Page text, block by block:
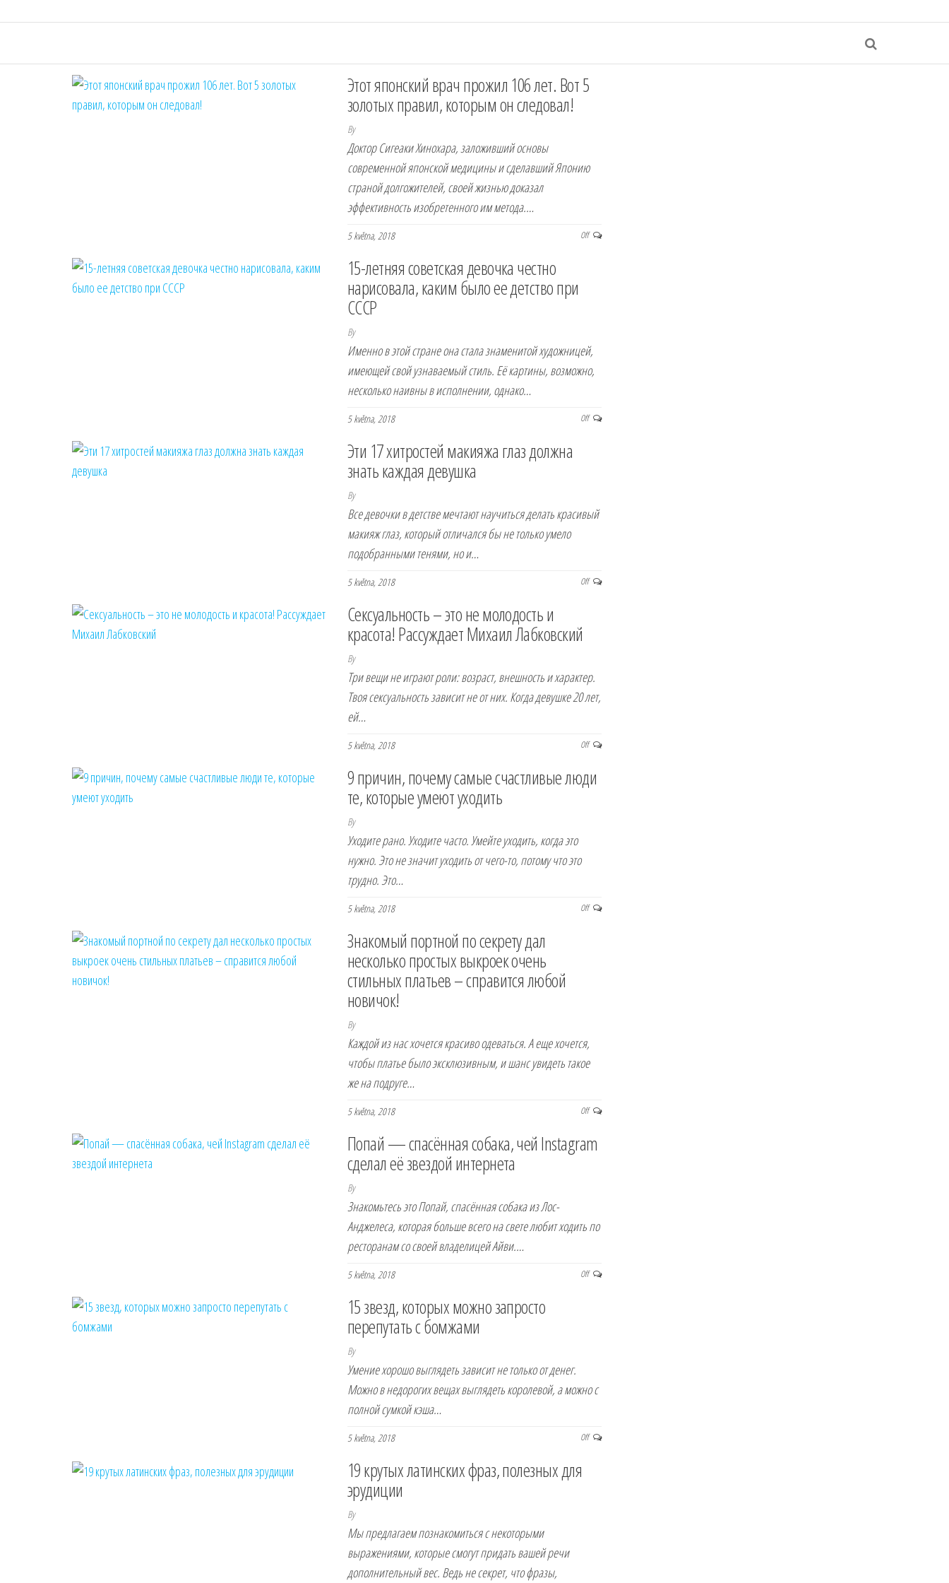
Этот японский врач прожил 106 лет. Вот 5
золотых правил, которым он следовал!
By
Доктор Сигеаки Хинохара, заложивший основы
современной японской медицины и сделавший Японию
страной долгожителей, своей жизнью доказал
эффективность изобретенного им метода.…
5 května, 2018 Off
15-летняя советская девочка честно
нарисовала, каким было ее детство при
СССР
By
Именно в этой стране она стала знаменитой художницей,
имеющей свой узнаваемый стиль. Её картины, возможно,
несколько наивны в исполнении, однако…
5 května, 2018 Off
Эти 17 хитростей макияжа глаз должна
знать каждая девушка
By
Все девочки в детстве мечтают научиться делать красивый
макияж глаз, который отличался бы не только умело
подобранными тенями, но и…
5 května, 2018 Off
Сексуальность – это не молодость и
красота! Рассуждает Михаил Лабковский
By
Три вещи не играют роли: возраст, внешность и характер.
Твоя сексуальность зависит не от них. Когда девушке 20 лет,
ей…
5 května, 2018 Off
9 причин, почему самые счастливые люди
те, которые умеют уходить
By
Уходите рано. Уходите часто. Умейте уходить, когда это
нужно. Это не значит уходить от чего-то, потому что это
трудно. Это…
5 května, 2018 Off
Знакомый портной по секрету дал
несколько простых выкроек очень
стильных платьев – справится любой
новичок!
By
Каждой из нас хочется красиво одеваться. А еще хочется,
чтобы платье было эксклюзивным, и шанс увидеть такое
же на подруге…
5 května, 2018 Off
Попай — спасённая собака, чей Instagram
сделал её звездой интернета
By
Знакомьтесь это Попай, спасённая собака из Лос-
Анджелеса, которая больше всего на свете любит ходить по
ресторанам со своей владелицей Айви.…
5 května, 2018 Off
15 звезд, которых можно запросто
перепутать с бомжами
By
Умение хорошо выглядеть зависит не только от денег.
Можно в недорогих вещах выглядеть королевой, а можно с
полной сумкой кэша…
5 května, 2018 Off
19 крутых латинских фраз, полезных для
эрудиции
By
Мы предлагаем познакомиться с некоторыми
выражениями, которые смогут придать вашей речи
дополнительный вес. Ведь не секрет, что фразы,